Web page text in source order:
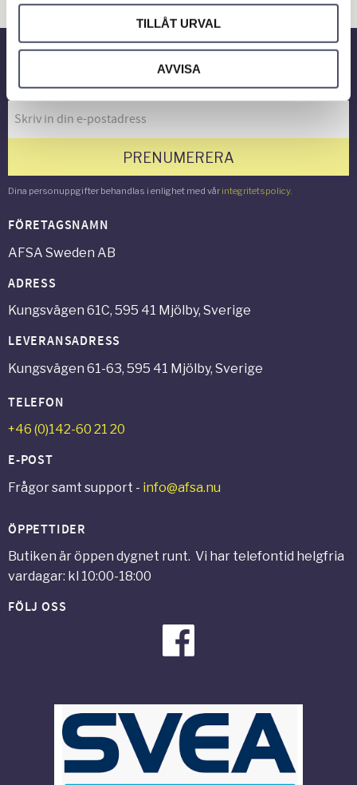
TILLÅT URVAL
AVVISA
Nyhetsbrev
PRENUMERERA
Dina personuppgifter behandlas i enlighet med vår integritetspolicy.
FÖRETAGSNAMN
AFSA Sweden AB
ADRESS
Kungsvägen 61C, 595 41 Mjölby, Sverige
LEVERANSADRESS
Kungsvägen 61-63, 595 41 Mjölby, Sverige
TELEFON
+46 (0)142-60 21 20
E-POST
Frågor samt support - info@afsa.nu
ÖPPETTIDER
Butiken är öppen dygnet runt. Vi har telefontid helgfria
vardagar: kl 10:00-18:00
FÖLJ OSS